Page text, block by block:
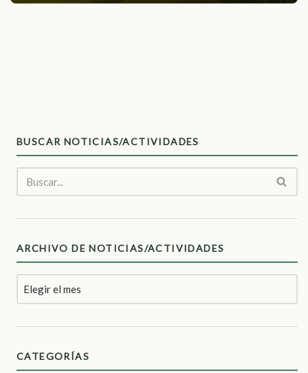
BUSCAR NOTICIAS/ACTIVIDADES
ARCHIVO DE NOTICIAS/ACTIVIDADES
CATEGORÍAS